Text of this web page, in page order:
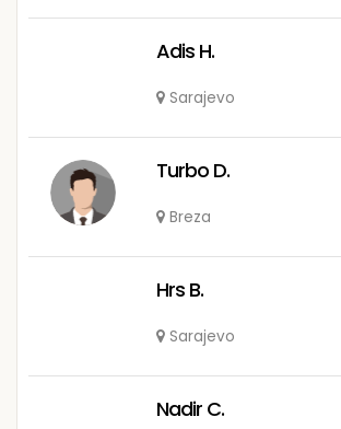
Adis H.
Sarajevo
Turbo D.
Breza
Hrs B.
Sarajevo
Nadir C.